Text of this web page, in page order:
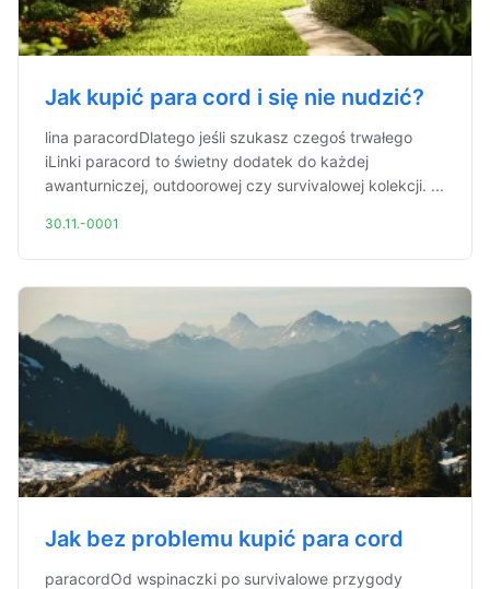
Jak kupić para cord i się nie nudzić?
lina paracordDlatego jeśli szukasz czegoś trwałego
iLinki paracord to świetny dodatek do każdej
awanturniczej, outdoorowej czy survivalowej kolekcji. ...
30.11.-0001
Jak bez problemu kupić para cord
paracordOd wspinaczki po survivalowe przygody